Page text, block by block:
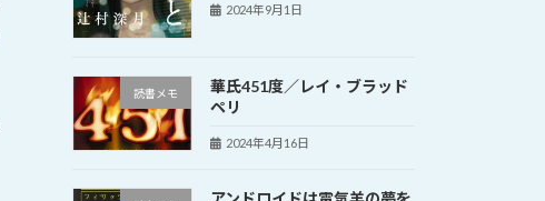
2024年9月1日
読書メモ
華氏451度／レイ・ブラッド
ペリ
2024年4月16日